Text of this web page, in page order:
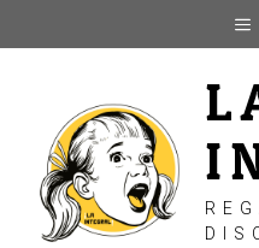
al